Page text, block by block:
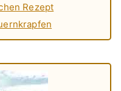
Rezept